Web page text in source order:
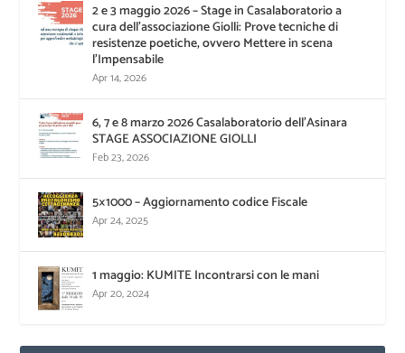
2 e 3 maggio 2026 – Stage in Casalaboratorio a
cura dell’associazione Giolli: Prove tecniche di
resistenze poetiche, ovvero Mettere in scena
l’Impensabile
Apr 14, 2026
6, 7 e 8 marzo 2026 Casalaboratorio dell’Asinara
STAGE ASSOCIAZIONE GIOLLI
Feb 23, 2026
5×1000 – Aggiornamento codice Fiscale
Apr 24, 2025
1 maggio: KUMITE Incontrarsi con le mani
Apr 20, 2024